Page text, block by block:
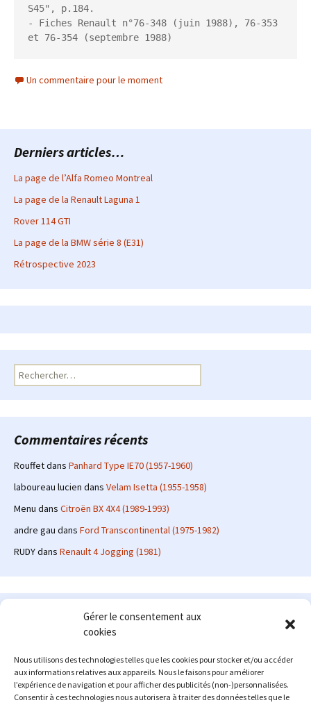
Gérer le consentement aux
cookies
Nous utilisons des technologies telles que les cookies pour stocker et/ou accéder
aux informations relatives aux appareils. Nous le faisons pour améliorer
l’expérience de navigation et pour afficher des publicités (non-)personnalisées.
Consentir à ces technologies nous autorisera à traiter des données telles que le
S45", p.184.
- Fiches Renault n°76-348 (juin 1988), 76-353
et 76-354 (septembre 1988)
Un commentaire pour le moment
Derniers articles…
La page de l’Alfa Romeo Montreal
La page de la Renault Laguna 1
Rover 114 GTI
La page de la BMW série 8 (E31)
Rétrospective 2023
Rechercher :
Commentaires récents
Rouffetdans Panhard Type IE70 (1957-1960)
laboureau lucien dans Velam Isetta (1955-1958)
Menu dans Citroën BX 4X4 (1989-1993)
andre gau dans Ford Transcontinental (1975-1982)
RUDYdans Renault 4 Jogging (1981)
Le site en quelques mots
: passionné d'automobile ancienne depuis de
nombreuses années, j'ai commencé à partager ma passion sur
internet à partir de 2009 au travers d'un blog qui a connu un relatif
succès. Fin 2013, je décide de prendre mon autonomie et me lancer
avec mon propre site : l'Automobile Ancienne.